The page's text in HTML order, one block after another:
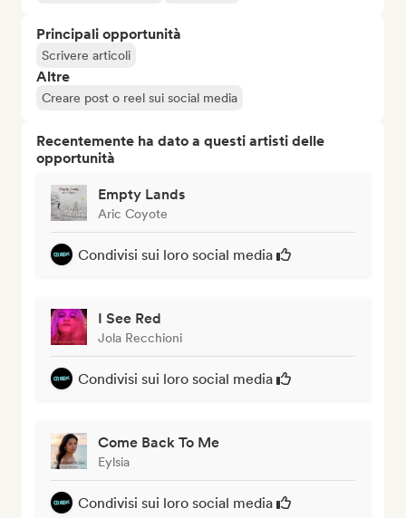
Principali opportunità
Scrivere articoli
Altre
Creare post o reel sui social media
Recentemente ha dato a questi artisti delle
opportunità
Empty Lands
Aric Coyote
Condivisi sui loro social media
I See Red
Jola Recchioni
Condivisi sui loro social media
Come Back To Me
Eylsia
Condivisi sui loro social media